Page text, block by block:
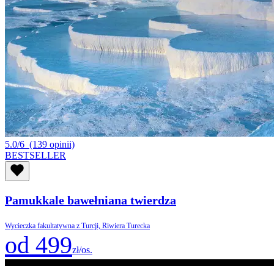
5.0/6 (139 opinii)
BESTSELLER
Pamukkale bawełniana twierdza
Wycieczka fakultatywna z Turcji, Riwiera Turecka
od 499zł/os.